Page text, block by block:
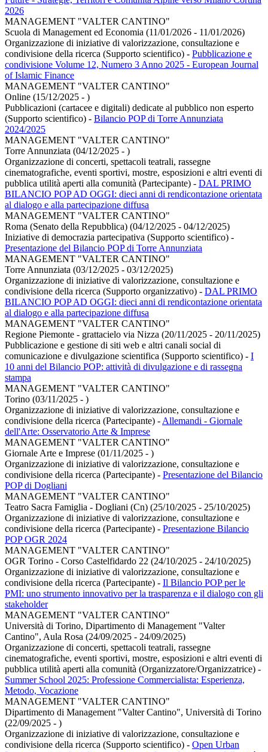
2026
MANAGEMENT "VALTER CANTINO"
Scuola di Management ed Economia (11/01/2026 - 11/01/2026)
Organizzazione di iniziative di valorizzazione, consultazione e
condivisione della ricerca (Supporto scientifico) - Pubblicazione e
condivisione Volume 12, Numero 3 Anno 2025 - European Journal
of Islamic Finance
MANAGEMENT "VALTER CANTINO"
Online (15/12/2025 - )
Pubblicazioni (cartacee e digitali) dedicate al pubblico non esperto
(Supporto scientifico) - Bilancio POP di Torre Annunziata
2024/2025
MANAGEMENT "VALTER CANTINO"
Torre Annunziata (04/12/2025 - )
Organizzazione di concerti, spettacoli teatrali, rassegne
cinematografiche, eventi sportivi, mostre, esposizioni e altri eventi di
pubblica utilità aperti alla comunità (Partecipante) - DAL PRIMO
BILANCIO POP AD OGGI: dieci anni di rendicontazione orientata
al dialogo e alla partecipazione diffusa
MANAGEMENT "VALTER CANTINO"
Roma (Senato della Repubblica) (04/12/2025 - 04/12/2025)
Iniziative di democrazia partecipativa (Supporto scientifico) -
Presentazione del Bilancio POP di Torre Annunziata
MANAGEMENT "VALTER CANTINO"
Torre Annunziata (03/12/2025 - 03/12/2025)
Organizzazione di iniziative di valorizzazione, consultazione e
condivisione della ricerca (Supporto organizzativo) - DAL PRIMO
BILANCIO POP AD OGGI: dieci anni di rendicontazione orientata
al dialogo e alla partecipazione diffusa
MANAGEMENT "VALTER CANTINO"
Regione Piemonte - grattacielo via Nizza (20/11/2025 - 20/11/2025)
Pubblicazione e gestione di siti web e altri canali social di
comunicazione e divulgazione scientifica (Supporto scientifico) - I
10 anni del Bilancio POP: attività di divulgazione e di rassegna
stampa
MANAGEMENT "VALTER CANTINO"
Torino (03/11/2025 - )
Organizzazione di iniziative di valorizzazione, consultazione e
condivisione della ricerca (Partecipante) - Allemandi - Giornale
dell'Arte: Osservatorio Arte & Imprese
MANAGEMENT "VALTER CANTINO"
Giornale Arte e Imprese (01/11/2025 - )
Organizzazione di iniziative di valorizzazione, consultazione e
condivisione della ricerca (Partecipante) - Presentazione del Bilancio
POP di Dogliani
MANAGEMENT "VALTER CANTINO"
Teatro Sacra Famiglia - Dogliani (Cn) (25/10/2025 - 25/10/2025)
Organizzazione di iniziative di valorizzazione, consultazione e
condivisione della ricerca (Partecipante) - Presentazione Bilancio
POP OGR 2024
MANAGEMENT "VALTER CANTINO"
OGR Torino - Corso Castelfidardo 22 (24/10/2025 - 24/10/2025)
Organizzazione di iniziative di valorizzazione, consultazione e
condivisione della ricerca (Partecipante) - Il Bilancio POP per le
PMI: uno strumento innovativo per la trasparenza e il dialogo con gli
stakeholder
MANAGEMENT "VALTER CANTINO"
Università di Torino, Dipartimento di Management "Valter
Cantino", Aula Rosa (24/09/2025 - 24/09/2025)
Organizzazione di concerti, spettacoli teatrali, rassegne
cinematografiche, eventi sportivi, mostre, esposizioni e altri eventi di
pubblica utilità aperti alla comunità (Organizzatore/Organizzatrice) -
Summer School 2025: Professione Commercialista: Esperienza,
Metodo, Vocazione
MANAGEMENT "VALTER CANTINO"
Dipartimento di Management "Valter Cantino", Università di Torino
(22/09/2025 - )
Organizzazione di iniziative di valorizzazione, consultazione e
condivisione della ricerca (Supporto scientifico) - Open Urban